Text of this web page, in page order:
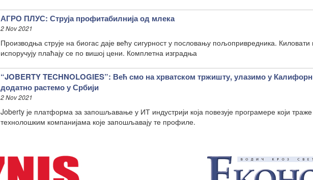
АГРО ПЛУС: Струја профитабилнија од млека
2 Nov 2021
Производња струје на биогас даје већу сигурност у пословању пољопривредника. Киловати
испоручују плаћају се по вишој цени. Комплетна изградња
“JOBERTY TECHNOLOGIES”: Већ смо на хрватском тржишту, улазимо у
додатно растемо у Србији
2 Nov 2021
Joberty је платформа за запошљавање у ИТ индустрији која повезује програмере који
технолошким компанијама које запошљавају те профиле.